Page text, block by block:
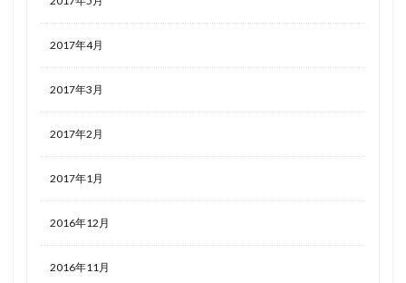
2017年4月
2017年3月
2017年2月
2017年1月
2016年12月
2016年11月